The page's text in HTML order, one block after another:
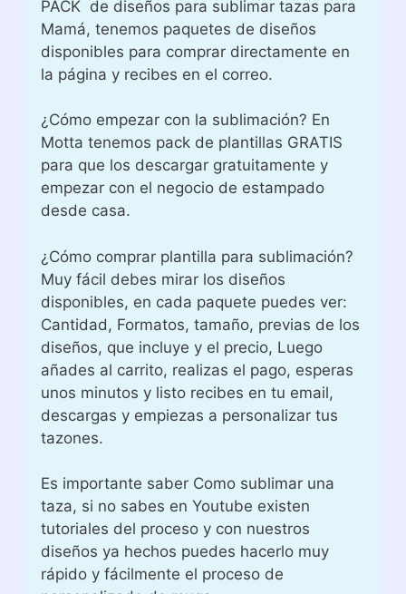
PACK de diseños para sublimar tazas para
Mamá, tenemos paquetes de diseños
disponibles para comprar directamente en
la página y recibes en el correo.
¿Cómo empezar con la sublimación? En
Motta tenemos pack de plantillas GRATIS
para que los descargar gratuitamente y
empezar con el negocio de estampado
desde casa.
¿Cómo comprar plantilla para sublimación?
Muy fácil debes mirar los diseños
disponibles, en cada paquete puedes ver:
Cantidad, Formatos, tamaño, previas de los
diseños, que incluye y el precio, Luego
añades al carrito, realizas el pago, esperas
unos minutos y listo recibes en tu email,
descargas y empiezas a personalizar tus
tazones.
Es importante saber Como sublimar una
taza, si no sabes en Youtube existen
tutoriales del proceso y con nuestros
diseños ya hechos puedes hacerlo muy
rápido y fácilmente el proceso de